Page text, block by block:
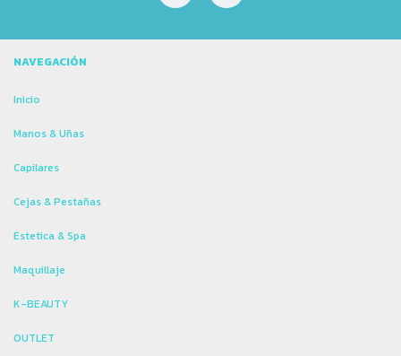
NAVEGACIÓN
Inicio
Manos & Uñas
Capilares
Cejas & Pestañas
Estetica & Spa
Maquillaje
K-BEAUTY
OUTLET